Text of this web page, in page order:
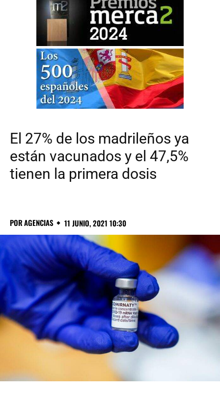
El 27% de los madrileños ya
están vacunados y el 47,5%
tienen la primera dosis
PORAGENCIAS 11 JUNIO, 2021 10:30